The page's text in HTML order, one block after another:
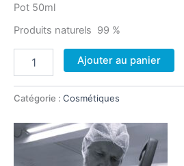
Pot 50ml
Produits naturels 99 %
réparatrice
Ajouter au panier
Catégorie : Cosmétiques